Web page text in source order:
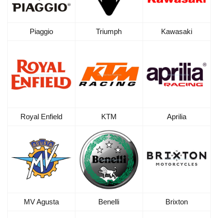
Piaggio Triumph Kawasaki
Royal Enfield KTM Aprilia
MV Agusta Benelli Brixton